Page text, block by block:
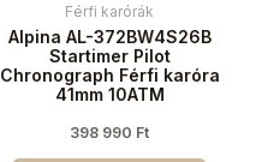
Férfi karórák
Alpina AL-372BW4S26B
Startimer Pilot
Chronograph Férfi karóra
41mm 10ATM
398 990 Ft